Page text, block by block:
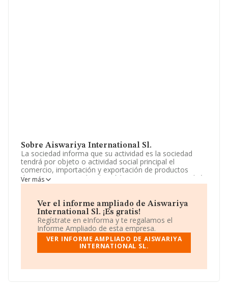
Sobre Aiswariya International Sl.
La sociedad informa que su actividad es la sociedad
tendrá por objeto o actividad social principal el
comercio, importación y exportación de productos
diversos no especializado (código c.n.a.e. 4619). también
podrá dedicarse la sociedad a las siguientes actividades:
empresas. La empresa aparece inscrita en el Registro
Mercantil como Sociedad Limitada. Su CNAE
corresponde a 4619 con código 'Intermediarios del
comercio de productos diversos'. La compañía es
importadora y exportadora.
La compañíaAiswariya International S.L, con
domicilio social establecido en Calle Cañada núm. 13
Ver más
Ver el informe ampliado de Aiswariya
International Sl. ¡Es gratis!
Regístrate en eInforma y te regalamos el
Informe Ampliado de esta empresa.
VER INFORME AMPLIADO DE AISWARIYA
INTERNATIONAL SL.